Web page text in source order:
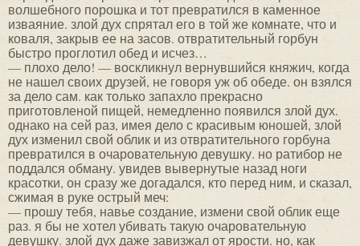
волшебного порошка и тот превратился в каменное
изваяние. злой дух спрятал его в той же комнате, что и
коваля, закрыв ее на засов. отвратительный горбун
быстро проглотил обед и исчез…
— плохо дело! — воскликнул вернувшийся княжич, когда
не нашел своих друзей, не говоря уж об обеде. он взялся
за дело сам. как только запахло прекрасно
приготовленой пищей, немедленно появился злой дух.
однако на сей раз, имея дело с красивым юношей, злой
дух изменил свой облик и из отвратительного горбуна
превратился в очаровательную девушку. но ратибор не
поддался обману. увидев вывернутые назад ноги
красотки, он сразу же догадался, кто перед ним, и сказал,
сжимая в руке острый меч:
— прошу тебя, навье создание, измени свой облик еще
раз. я бы не хотел убивать такую очаровательную
девушку. злой дух даже завизжал от ярости. но, как